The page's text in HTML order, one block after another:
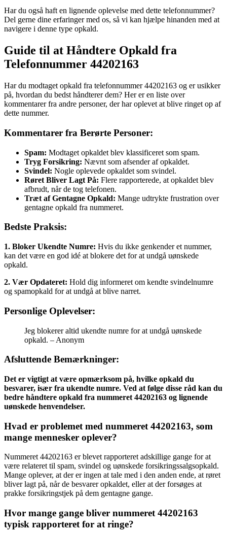
Har du også haft en lignende oplevelse med dette telefonnummer?
Del gerne dine erfaringer med os, så vi kan hjælpe hinanden med at
navigere i denne type opkald.
Guide til at Håndtere Opkald fra
Telefonnummer 44202163
Har du modtaget opkald fra telefonnummer 44202163 og er usikker
på, hvordan du bedst håndterer dem? Her er en liste over
kommentarer fra andre personer, der har oplevet at blive ringet op af
dette nummer.
Kommentarer fra Berørte Personer:
Spam: Modtaget opkaldet blev klassificeret som spam.
Tryg Forsikring: Nævnt som afsender af opkaldet.
Svindel: Nogle oplevede opkaldet som svindel.
Røret Bliver Lagt På: Flere rapporterede, at opkaldet blev
afbrudt, når de tog telefonen.
Træt af Gentagne Opkald: Mange udtrykte frustration over
gentagne opkald fra nummeret.
Bedste Praksis:
1. Bloker Ukendte Numre: Hvis du ikke genkender et nummer,
kan det være en god idé at blokere det for at undgå uønskede
opkald.
2. Vær Opdateret: Hold dig informeret om kendte svindelnumre
og spamopkald for at undgå at blive narret.
Personlige Oplevelser:
Jeg blokerer altid ukendte numre for at undgå uønskede
opkald. – Anonym
Afsluttende Bemærkninger:
Det er vigtigt at være opmærksom på, hvilke opkald du
besvarer, især fra ukendte numre. Ved at følge disse råd kan du
bedre håndtere opkald fra nummeret 44202163 og lignende
uønskede henvendelser.
Hvad er problemet med nummeret 44202163, som
mange mennesker oplever?
Nummeret 44202163 er blevet rapporteret adskillige gange for at
være relateret til spam, svindel og uønskede forsikringssalgsopkald.
Mange oplever, at der er ingen at tale med i den anden ende, at røret
bliver lagt på, når de besvarer opkaldet, eller at der forsøges at
prakke forsikringstjek på dem gentagne gange.
Hvor mange gange bliver nummeret 44202163
typisk rapporteret for at ringe?